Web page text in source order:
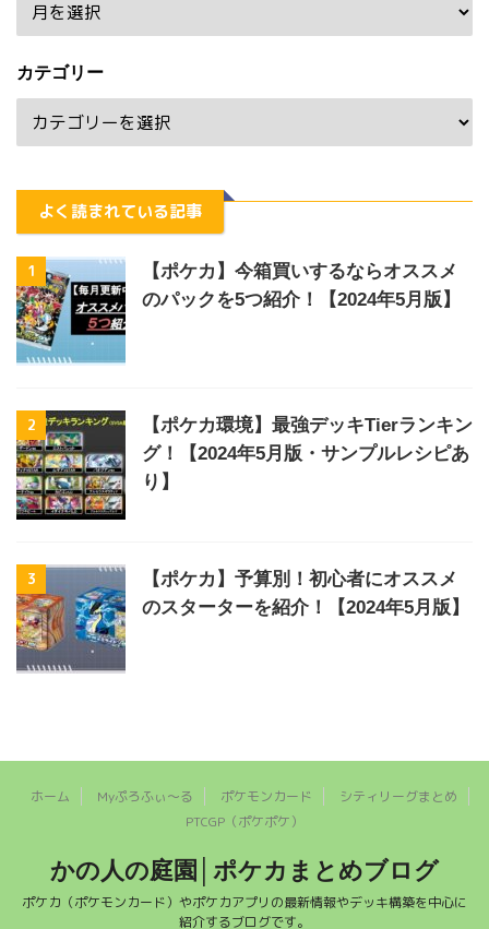
カテゴリー
よく読まれている記事
1
【ポケカ】今箱買いするならオススメ
のパックを5つ紹介！【2024年5月版】
2
【ポケカ環境】最強デッキTierランキン
グ！【2024年5月版・サンプルレシピあ
り】
3
【ポケカ】予算別！初心者にオススメ
のスターターを紹介！【2024年5月版】
ホーム Myぷろふぃ～る ポケモンカード
シティリーグまとめ
PTCGP（ポケポケ）
かの人の庭園│ポケカまとめブログ
ポケカ（ポケモンカード）やポケカアプリの最新情報やデッキ構築を中心に
紹介するブログです。